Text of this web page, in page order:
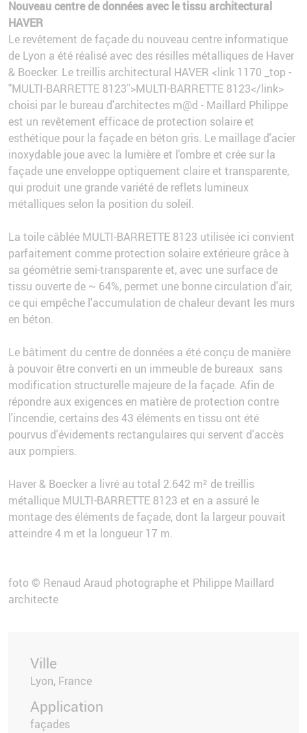
Nouveau centre de données avec le tissu architectural
HAVER
Le revêtement de façade du nouveau centre informatique
de Lyon a été réalisé avec des résilles métalliques de Haver
& Boecker. Le treillis architectural HAVER <link 1170 _top -
"MULTI-BARRETTE 8123">MULTI-BARRETTE 8123</link>
choisi par le bureau d'architectes m@d - Maillard Philippe
est un revêtement efficace de protection solaire et
esthétique pour la façade en béton gris. Le maillage d'acier
inoxydable joue avec la lumière et l'ombre et crée sur la
façade une enveloppe optiquement claire et transparente,
qui produit une grande variété de reflets lumineux
métalliques selon la position du soleil.
La toile câblée MULTI-BARRETTE 8123 utilisée ici convient
parfaitement comme protection solaire extérieure grâce à
sa géométrie semi-transparente et, avec une surface de
tissu ouverte de ~ 64%, permet une bonne circulation d'air,
ce qui empêche l'accumulation de chaleur devant les murs
en béton.
Le bâtiment du centre de données a été conçu de manière
à pouvoir être converti en un immeuble de bureaux sans
modification structurelle majeure de la façade. Afin de
répondre aux exigences en matière de protection contre
l'incendie, certains des 43 éléments en tissu ont été
pourvus d'évidements rectangulaires qui servent d'accès
aux pompiers.
Haver & Boecker a livré au total 2.642 m² de treillis
métallique MULTI-BARRETTE 8123 et en a assuré le
montage des éléments de façade, dont la largeur pouvait
atteindre 4 m et la longueur 17 m.
foto © Renaud Araud photographe et Philippe Maillard
architecte
Ville
Lyon, France
Application
façades